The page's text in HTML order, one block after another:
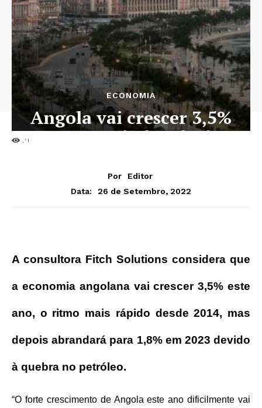
21
ECONOMIA
Angola vai crescer 3,5%
este ano – Fitch Solutions
Por
Editor
Data:
26 de Setembro, 2022
A consultora Fitch Solutions considera que
a economia angolana vai crescer 3,5% este
ano, o ritmo mais rápido desde 2014, mas
depois abrandará para 1,8% em 2023 devido
à quebra no petróleo.
“O forte crescimento de Angola este ano dificilmente vai